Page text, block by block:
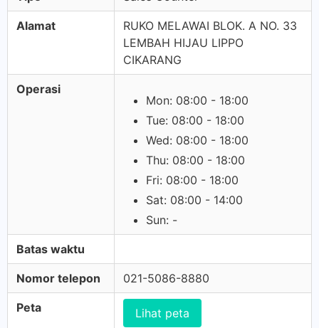
Alamat
RUKO MELAWAI BLOK. A NO. 33
LEMBAH HIJAU LIPPO
CIKARANG
Operasi
Mon: 08:00 - 18:00
Tue: 08:00 - 18:00
Wed: 08:00 - 18:00
Thu: 08:00 - 18:00
Fri: 08:00 - 18:00
Sat: 08:00 - 14:00
Sun: -
Batas waktu
Nomor telepon 021-5086-8880
Peta Lihat peta